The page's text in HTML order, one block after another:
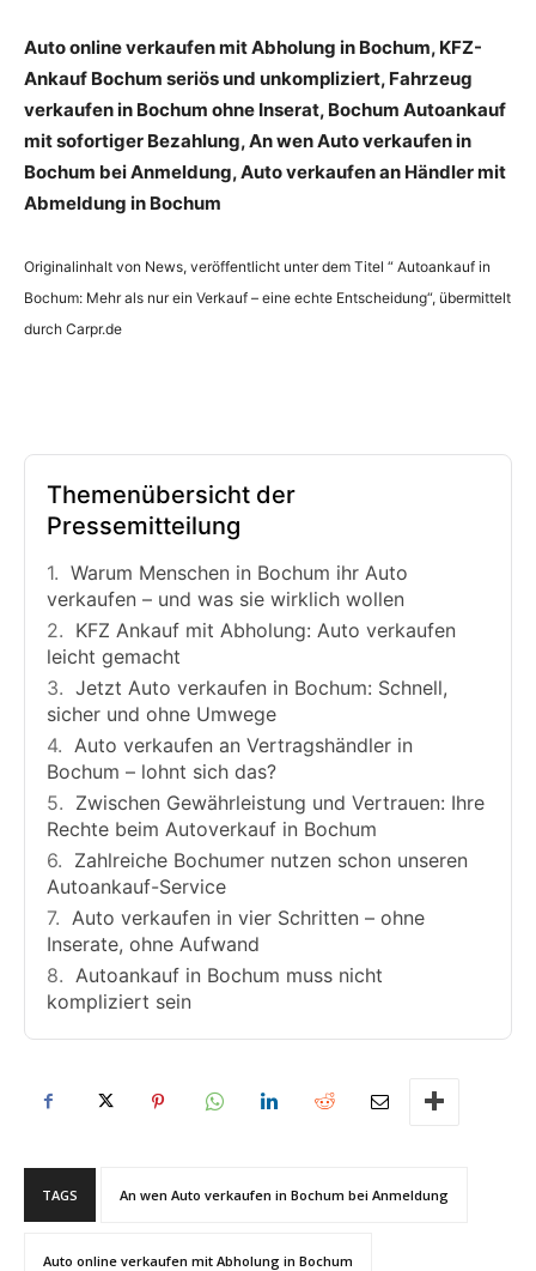
Auto online verkaufen mit Abholung in Bochum, KFZ-
Ankauf Bochum seriös und unkompliziert, Fahrzeug
verkaufen in Bochum ohne Inserat, Bochum Autoankauf
mit sofortiger Bezahlung, An wen Auto verkaufen in
Bochum bei Anmeldung, Auto verkaufen an Händler mit
Abmeldung in Bochum
Originalinhalt von News, veröffentlicht unter dem Titel “ Autoankauf in
Bochum: Mehr als nur ein Verkauf – eine echte Entscheidung“, übermittelt
durch Carpr.de
Themenübersicht der
Pressemitteilung
Warum Menschen in Bochum ihr Auto
verkaufen – und was sie wirklich wollen
KFZ Ankauf mit Abholung: Auto verkaufen
leicht gemacht
Jetzt Auto verkaufen in Bochum: Schnell,
sicher und ohne Umwege
Auto verkaufen an Vertragshändler in
Bochum – lohnt sich das?
Zwischen Gewährleistung und Vertrauen: Ihre
Rechte beim Autoverkauf in Bochum
Zahlreiche Bochumer nutzen schon unseren
Autoankauf-Service
Auto verkaufen in vier Schritten – ohne
Inserate, ohne Aufwand
Autoankauf in Bochum muss nicht
kompliziert sein
TAGS An wen Auto verkaufen in Bochum bei Anmeldung
Auto online verkaufen mit Abholung in Bochum